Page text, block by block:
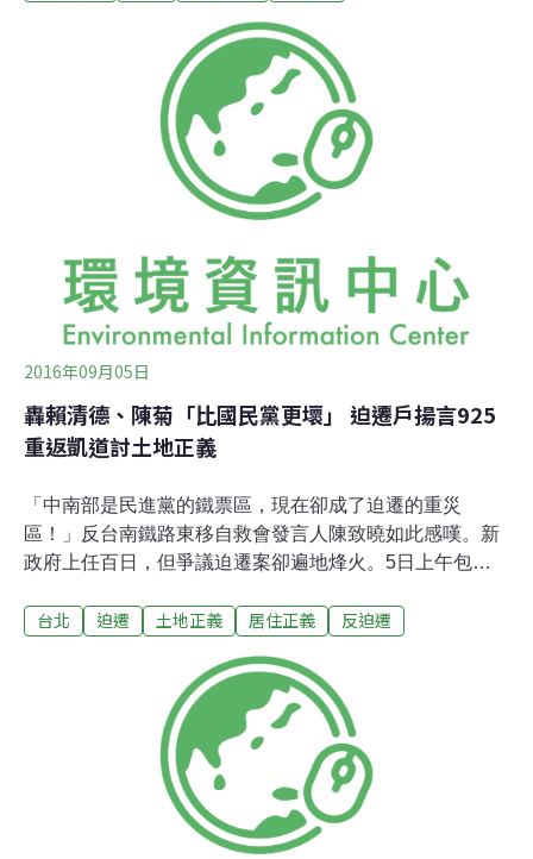
劃了55%的土地作為住商大樓，反讓當地的居民與工廠無
法生存。19日下午，內政部長葉俊榮邀請媒體茶敘，提及
目前最受重視的迫遷問題，重申內政部正在積極建立聽證
制度；但民間團體認為葉俊榮避談了如何落實居住權，也
沒有說清如何評估一個計畫的公益性與必要性。徵收戶與
民間團體預告925將重返凱道討回土地正義。攝影：賴品
瑀。徵收地過半將蓋住商大樓 塭仔圳居民批：朱立倫亂炒
北市市府修改計畫，但居民卻說市府四個月來不曾與居民
協商，更傳出將以分期分區的方式，將有爭
2016年09月05日
轟賴清德、陳菊「比國民黨更壞」 迫遷戶揚言925
重返凱道討土地正義
「中南部是民進黨的鐵票區，現在卻成了迫遷的重災
區！」反台南鐵路東移自救會發言人陳致曉如此感嘆。新
政府上任百日，但爭議迫遷案卻遍地烽火。5日上午包括
等，共40多個迫遷受害者團體前往凱道，要求蔡政府回
易、重建難」彭秀春說，要政府再三思。民間團體共提出
五點訴求，包括通盤檢討都市計畫法、土地徵收條例、都
市更新條例、市地重劃實施辦法、國土活化等相關政策；
以落實聽證程序檢視開發計畫的公益性、必要性；暫停所
有爭議個案；總統府人權諮詢委員會評議爭議個案，落實
兩公約；具體承諾具指標意義的大埔張藥房、黃福記兩
戶。轟賴清德、陳菊「比國民黨更壞」迫遷戶揚言925重
台北 迫遷 土地正義 居住正義 反迫遷